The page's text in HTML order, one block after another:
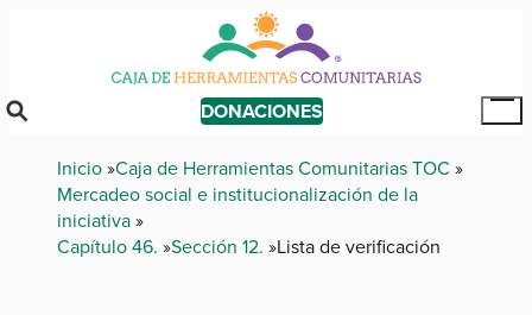
content
DONACIONES
Breadcrumb
Inicio Caja de Herramientas Comunitarias TOC
Mercadeo social e institucionalización de la
iniciativa
Capítulo 46. Sección 12. Lista de verificación